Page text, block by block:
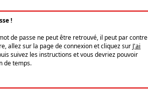
!
de passe ne peut être retrouvé, il peut par contre
allez sur la page de connexion et cliquez sur J'ai
suivez les instructions et vous devriez pouvoir
de temps.